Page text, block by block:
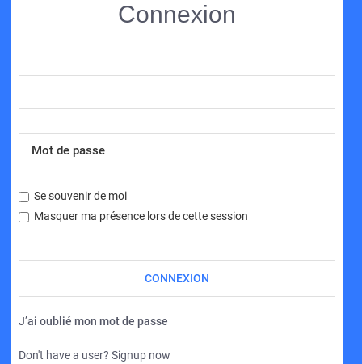
Connexion
Se souvenir de moi
Masquer ma présence lors de cette session
J’ai oublié mon mot de passe
Don't have a user? Signup now